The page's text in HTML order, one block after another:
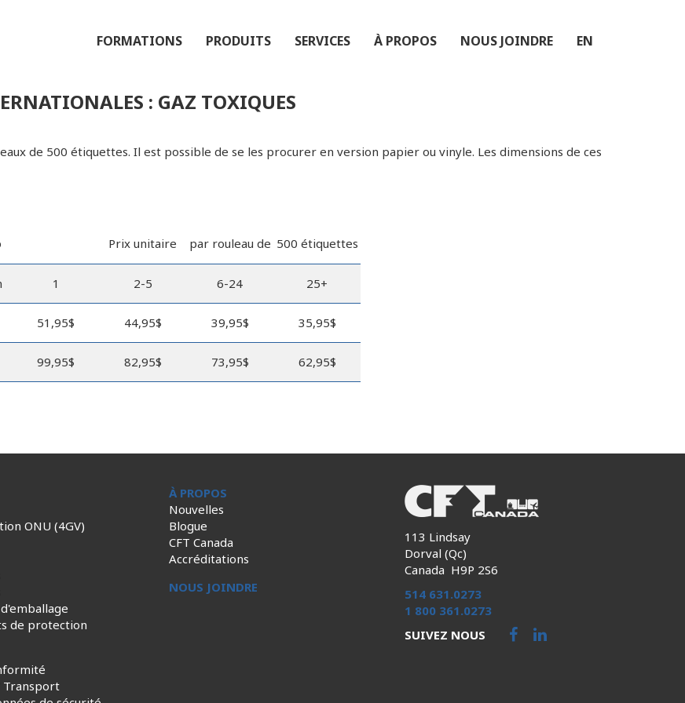
FORMATIONS PRODUITS SERVICES À PROPOS NOUS JOINDRE EN
: GAZ TOXIQUES
de 500 étiquettes. Il est possible de se les procurer en version papier ou vinyle. Les dimensions de ces
Prix unitaire par rouleau de 500 étiquettes
1 2-5 6-24 25+
51,95$ 44,95$ 39,95$ 35,95$
99,95$ 82,95$ 73,95$ 62,95$
ONU (4GV)
de protection
Transport
À PROPOS
Nouvelles
Blogue
CFT Canada
Accréditations
NOUS JOINDRE
113 Lindsay
Dorval (Qc)
Canada H9P 2S6
514 631.0273
1 800 361.0273
SUIVEZ NOUS